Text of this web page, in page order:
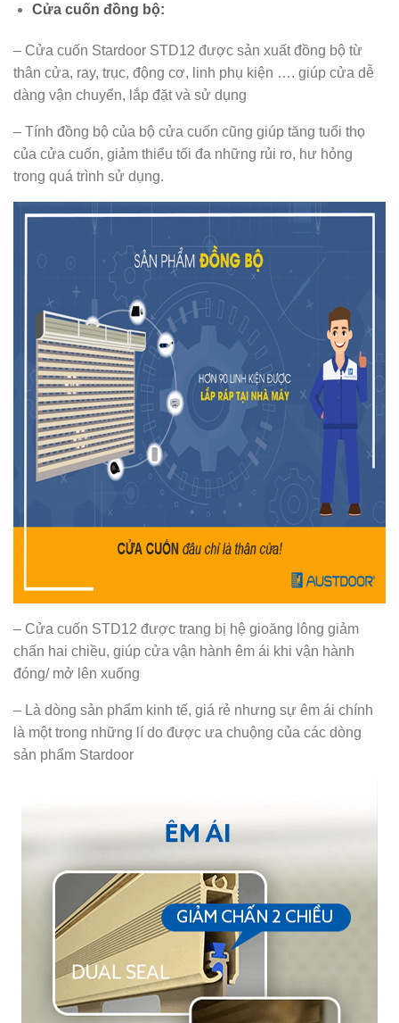
Cửa cuốn đồng bộ:
– Cửa cuốn Stardoor STD12 được sản xuất đồng bộ từ
thân cửa, ray, trục, động cơ, linh phụ kiện …. giúp cửa dễ
dàng vận chuyển, lắp đặt và sử dụng
– Tính đồng bộ của bộ cửa cuốn cũng giúp tăng tuổi thọ
của cửa cuốn, giảm thiểu tối đa những rủi ro, hư hỏng
trong quá trình sử dụng.
– Cửa cuốn STD12 được trang bị hệ gioăng lông giảm
chấn hai chiều, giúp cửa vận hành êm ái khi vận hành
đóng/ mở lên xuống
– Là dòng sản phẩm kinh tế, giá rẻ nhưng sự êm ái chính
là một trong những lí do được ưa chuộng của các dòng
sản phẩm Stardoor